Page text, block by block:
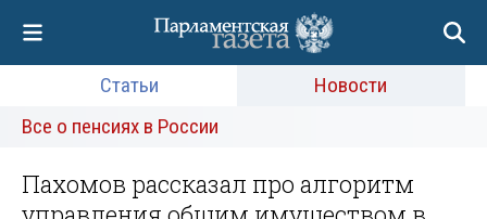
Статьи
Новости
Все о пенсиях в России
Пахомов рассказал про алгоритм